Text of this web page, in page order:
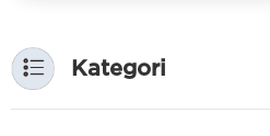
Kategori